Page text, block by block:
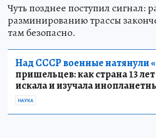
Чуть позднее поступил сигнал:
разминированию трассы
там безопасно.
Над СССР военные натянули
пришельцев: как страна 13
искала и изучала
НАУКА